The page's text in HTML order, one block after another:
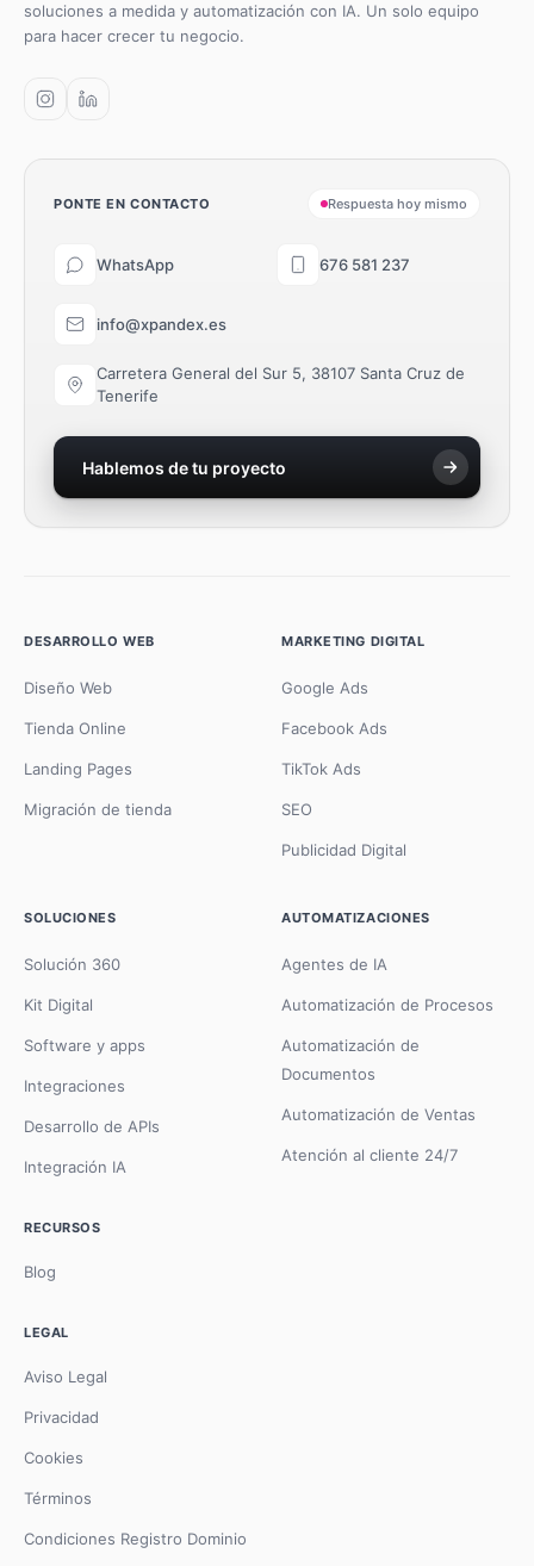
soluciones a medida y automatización con IA. Un solo equipo
para hacer crecer tu negocio.
PONTE EN CONTACTO Respuesta hoy mismo
WhatsApp 676 581 237
info@xpandex.es
Carretera General del Sur 5, 38107 Santa Cruz de
Tenerife
Hablemos de tu proyecto
DESARROLLO WEB
Diseño Web
Tienda Online
Landing Pages
Migración de tienda
MARKETING DIGITAL
Google Ads
Facebook Ads
TikTok Ads
SEO
Publicidad Digital
SOLUCIONES
Solución 360
Kit Digital
Software y apps
Integraciones
Desarrollo de APIs
Integración IA
AUTOMATIZACIONES
Agentes de IA
Automatización de Procesos
Automatización de
Documentos
Automatización de Ventas
Atención al cliente 24/7
RECURSOS
Blog
LEGAL
Aviso Legal
Privacidad
Cookies
Términos
Condiciones Registro Dominio